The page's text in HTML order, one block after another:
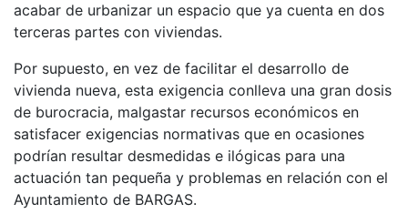
acabar de urbanizar un espacio que ya cuenta en dos
terceras partes con viviendas.
Por supuesto, en vez de facilitar el desarrollo de
vivienda nueva, esta exigencia conlleva una gran dosis
de burocracia, malgastar recursos económicos en
satisfacer exigencias normativas que en ocasiones
podrían resultar desmedidas e ilógicas para una
actuación tan pequeña y problemas en relación con el
Ayuntamiento de BARGAS.